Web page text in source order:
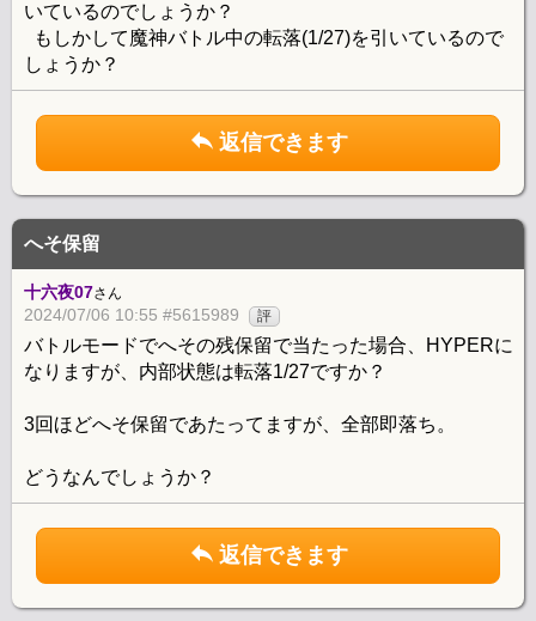
いているのでしょうか？
もしかして魔神バトル中の転落(1/27)を引いているので
しょうか？
返信できます
へそ保留
十六夜07さん
2024/07/06 10:55 #5615989 評
バトルモードでへその残保留で当たった場合、HYPERに
なりますが、内部状態は転落1/27ですか？
3回ほどへそ保留であたってますが、全部即落ち。
どうなんでしょうか？
返信できます